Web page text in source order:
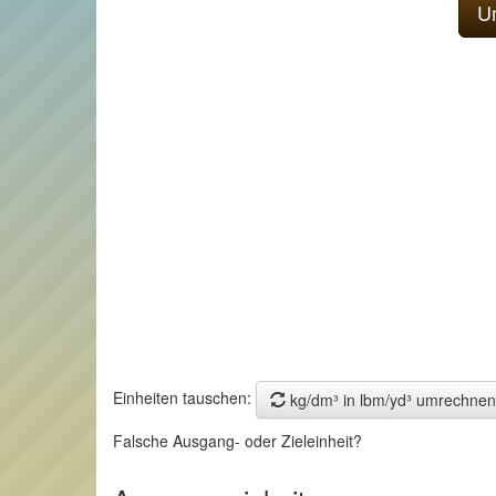
Einheiten tauschen:
kg/dm³ in lbm/yd³
Falsche Ausgang- oder Zieleinheit?